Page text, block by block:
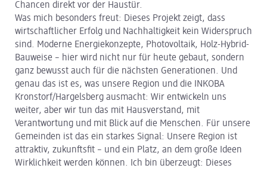
Chancen direkt vor der Haustür.
Was mich besonders freut: Dieses Projekt zeigt, dass
wirtschaftlicher Erfolg und Nachhaltigkeit kein Widerspruch
sind. Moderne Energiekonzepte, Photovoltaik, Holz-Hybrid-
Bauweise – hier wird nicht nur für heute gebaut, sondern
ganz bewusst auch für die nächsten Generationen. Und
genau das ist es, was unsere Region und die INKOBA
Kronstorf/Hargelsberg ausmacht: Wir entwickeln uns
weiter, aber wir tun das mit Hausverstand, mit
Verantwortung und mit Blick auf die Menschen. Für unsere
Gemeinden ist das ein starkes Signal: Unsere Region ist
attraktiv, zukunftsfit – und ein Platz, an dem große Ideen
Wirklichkeit werden können. Ich bin überzeugt: Dieses